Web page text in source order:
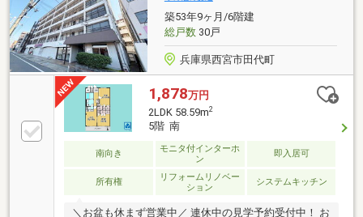
築53年9ヶ月/6階建
総戸数30戸
兵庫県西宮市田代町
1,878万円
2LDK 58.59m2
5階 南
南向き
モニタ付インターホ
ン
即入居可
所有権
リフォームリノベー
ション
システムキッチン
＼お盆も休まず営業中／ 連休中の見学予約受付中！ お